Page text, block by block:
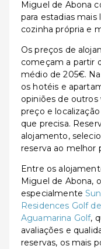
Miguel de Abona
para estadias
cozinha própria e
Os preços de
começam a partir
médio de 205€.
os hotéis e
opiniões de outros
preço e
que precisa.
alojamento,
reserva ao melhor
Entre os
Miguel de Abona,
especialmente
Residences Golf
Aguamarina Golf,
avaliações e
reservas, os mais